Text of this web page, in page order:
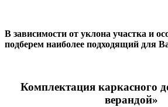
В зависимости от уклона участка и
подберем наиболее подходящий для
Комплектация каркасного
верандой»